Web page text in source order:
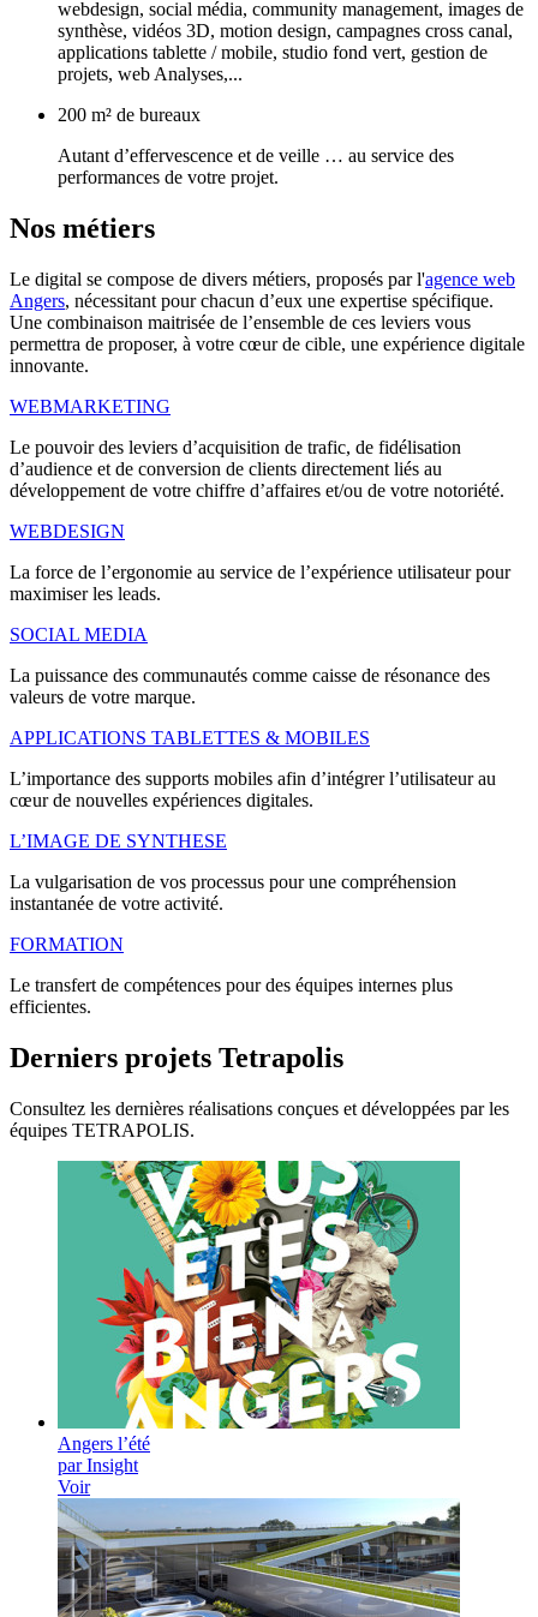
webdesign, social média, community management, images de
synthèse, vidéos 3D, motion design, campagnes cross canal,
applications tablette / mobile, studio fond vert, gestion de
projets, web Analyses,...
200 m² de bureaux
Autant d’effervescence et de veille … au service des
performances de votre projet.
Nos métiers
Le digital se compose de divers métiers, proposés par l'agence web
Angers, nécessitant pour chacun d’eux une expertise spécifique.
Une combinaison maitrisée de l’ensemble de ces leviers vous
permettra de proposer, à votre cœur de cible, une expérience digitale
innovante.
WEBMARKETING
Le pouvoir des leviers d’acquisition de trafic, de fidélisation
d’audience et de conversion de clients directement liés au
développement de votre chiffre d’affaires et/ou de votre notoriété.
WEBDESIGN
La force de l’ergonomie au service de l’expérience utilisateur pour
maximiser les leads.
SOCIAL MEDIA
La puissance des communautés comme caisse de résonance des
valeurs de votre marque.
APPLICATIONS TABLETTES & MOBILES
L’importance des supports mobiles afin d’intégrer l’utilisateur au
cœur de nouvelles expériences digitales.
L’IMAGE DE SYNTHESE
La vulgarisation de vos processus pour une compréhension
instantanée de votre activité.
FORMATION
Le transfert de compétences pour des équipes internes plus
efficientes.
Derniers projets Tetrapolis
Consultez les dernières réalisations conçues et développées par les
équipes TETRAPOLIS.
Angers l’été
par Insight
Voir